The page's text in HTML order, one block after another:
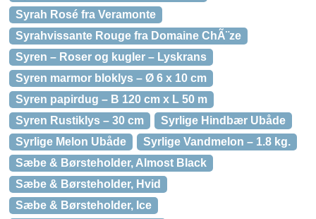
Syrah Rosé fra Veramonte
Syrahvissante Rouge fra Domaine ChÃ¨ze
Syren – Roser og kugler – Lyskrans
Syren marmor bloklys – Ø 6 x 10 cm
Syren papirdug – B 120 cm x L 50 m
Syren Rustiklys – 30 cm
Syrlige Hindbær Ubåde
Syrlige Melon Ubåde
Syrlige Vandmelon – 1.8 kg.
Sæbe & Børsteholder, Almost Black
Sæbe & Børsteholder, Hvid
Sæbe & Børsteholder, Ice